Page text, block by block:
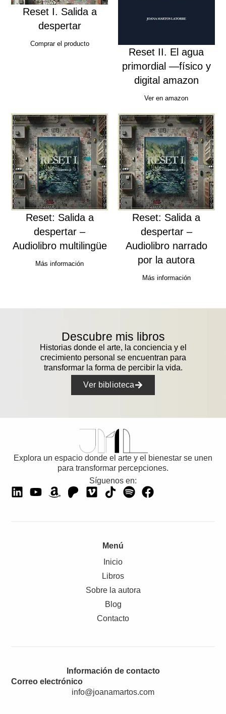
Reset I. Salida a
despertar
Comprar el producto
Reset II. El agua
primordial —físico y
digital amazon
Ver en amazon
Reset: Salida a
despertar –
Audiolibro multilingüe
Más información
Reset: Salida a
despertar –
Audiolibro narrado
por la autora
Más información
Descubre mis libros
Historias donde el arte, la conciencia y el
crecimiento personal se encuentran para
transformar la forma de percibir la vida.
Ver biblioteca
Explora un espacio donde el arte y el bienestar se unen
para transformar percepciones.
Síguenos en:
Menú
Inicio
Libros
Sobre la autora
Blog
Contacto
Información de contacto
Correo electrónico
info@joanamartos.com